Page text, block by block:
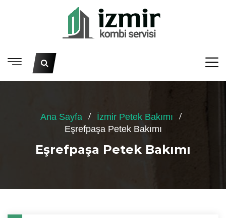
Ana Sayfa
İzmir Petek Bakımı
Eşrefpaşa Petek Bakımı
Eşrefpaşa Petek Bakımı